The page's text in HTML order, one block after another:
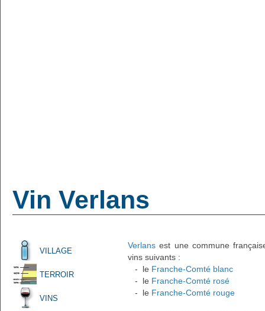
Vin Verlans
VILLAGE
TERROIR
VINS
Verlans est une commune
vins suivants :
- le Franche-Comté blanc
- le Franche-Comté rosé
- le Franche-Comté rouge